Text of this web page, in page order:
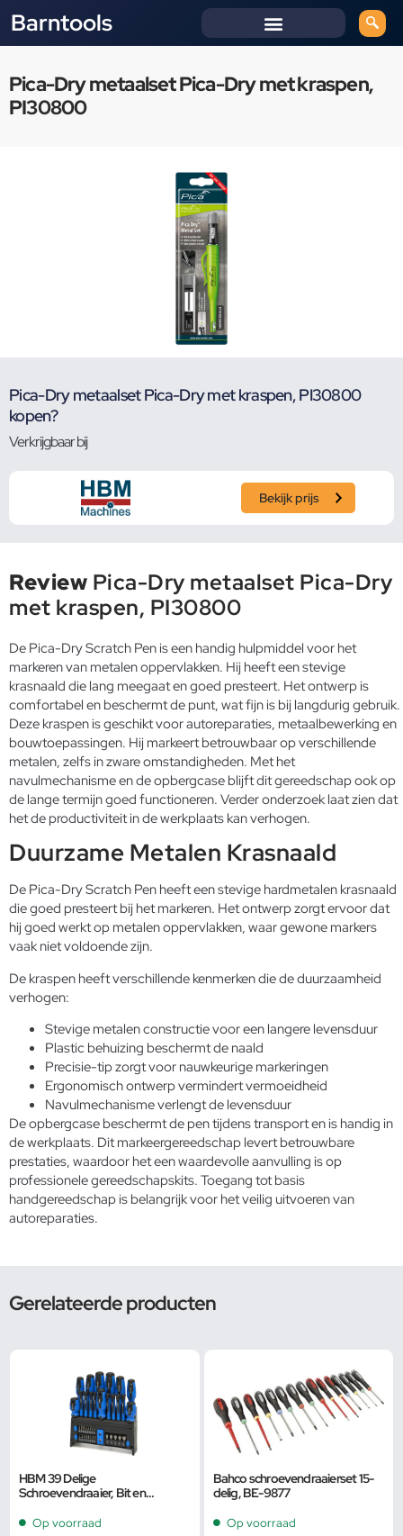
Barntools
Pica-Dry metaalset Pica-Dry met kraspen,
PI30800
Pica-Dry metaalset Pica-Dry met kraspen, PI30800
kopen?
Verkrijgbaar bij
Bekijk prijs
Review Pica-Dry metaalset Pica-Dry
met kraspen, PI30800
De Pica-Dry Scratch Pen is een handig hulpmiddel voor het
markeren van metalen oppervlakken. Hij heeft een stevige
krasnaald die lang meegaat en goed presteert. Het ontwerp is
comfortabel en beschermt de punt, wat fijn is bij langdurig gebruik.
Deze kraspen is geschikt voor autoreparaties, metaalbewerking en
bouwtoepassingen. Hij markeert betrouwbaar op verschillende
metalen, zelfs in zware omstandigheden. Met het
navulmechanisme en de opbergcase blijft dit gereedschap ook op
de lange termijn goed functioneren. Verder onderzoek laat zien dat
het de productiviteit in de werkplaats kan verhogen.
Duurzame Metalen Krasnaald
De Pica-Dry Scratch Pen heeft een stevige hardmetalen krasnaald
die goed presteert bij het markeren. Het ontwerp zorgt ervoor dat
hij goed werkt op metalen oppervlakken, waar gewone markers
vaak niet voldoende zijn.
De kraspen heeft verschillende kenmerken die de duurzaamheid
verhogen:
Stevige metalen constructie voor een langere levensduur
Plastic behuizing beschermt de naald
Precisie-tip zorgt voor nauwkeurige markeringen
Ergonomisch ontwerp vermindert vermoeidheid
Navulmechanisme verlengt de levensduur
De opbergcase beschermt de pen tijdens transport en is handig in
de werkplaats. Dit markeergereedschap levert betrouwbare
prestaties, waardoor het een waardevolle aanvulling is op
professionele gereedschapskits. Toegang totbasis
handgereedschapis belangrijk voor het veilig uitvoeren van
autoreparaties.
Gerelateerde producten
HBM 39 Delige
Schroevendraaier, Bit en
Op voorraad
Bahco schroevendraaierset 15-
delig, BE-9877
Op voorraad